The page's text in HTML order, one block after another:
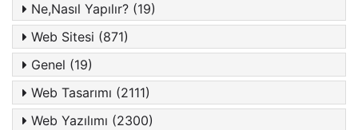
Ne,Nasıl Yapılır? (19)
Web Sitesi (871)
Genel (19)
Web Tasarımı (2111)
Web Yazılımı (2300)